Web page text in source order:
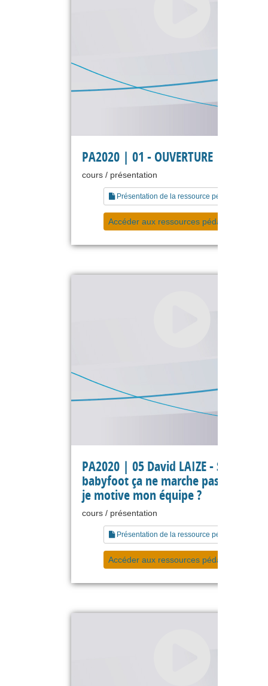
PA2020 | 01 - OUVERTURE
cours / présentation
Présentation de la ressource pédagogique
Accéder aux ressources pédagogiques
PA2020 | 05 David LAIZE - Si le
babyfoot ça ne marche pas,
je motive mon équipe ?
cours / présentation
Présentation de la ressource pédagogique
Accéder aux ressources pédagogiques